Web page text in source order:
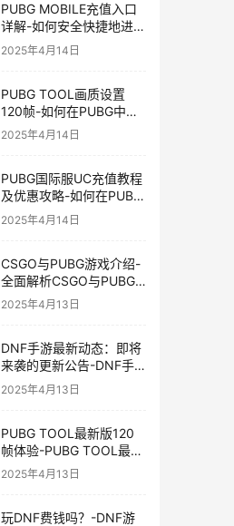
PUBG MOBILE充值入口
详解-如何安全快捷地进行
PUBG MOBILE充值
2025年4月14日
PUBG TOOL画质设置
120帧-如何在PUBG中使
用PUBG TOOL实现120
2025年4月14日
PUBG国际服UC充值教程
及优惠攻略-如何在PUBG
国际服中进行高效且安全
的UC充值
2025年4月14日
CSGO与PUBG游戏介绍-
全面解析CSGO与PUBG
这两款热门射击游戏
2025年4月13日
DNF手游最新动态：即将
来袭的更新公告-DNF手
游最新消息与更新时间表
2025年4月13日
PUBG TOOL最新版120
帧体验-PUBG TOOL最新
版120帧游戏体验优化
2025年4月13日
玩DNF费钱吗？-DNF游